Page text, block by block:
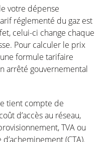
votre dépense
réglementé du gaz est
celui-ci change chaque
Pour calculer le prix
formule tarifaire
arrêté gouvernemental
tient compte de
d’accès au réseau,
TVA ou
(CTA).